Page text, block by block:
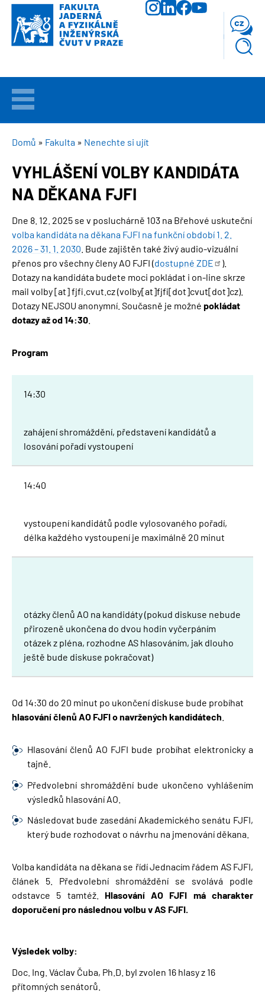
Přejít
hlavnímu
obsahu
VÍTEJTE
UCHAZEČI
STUDIUM
A
VÝZKUM
FAKULTA
cz
DROBEČKOVÁ
NAVIGACE
Domů Fakulta Nenechte si ujít
VYHLÁŠENÍ VOLBY KANDIDÁTA
NA DĚKANA FJFI
Dne 8. 12. 2025 se v posluchárně 103 na Břehové uskuteční
volba kandidáta na děkana FJFI na funkční období 1. 2.
2026 – 31. 1. 2030 . Bude zajištěn také živý audio-vizuální
přenos pro všechny členy AO FJFI (dostupné ZDE
).
Dotazy na kandidáta budete moci pokládat i on-line skrze
mail volby[at]fjfi cvut cz(volby[at]fjfi[dot]cvut[dot]cz).
Dotazy NEJSOU anonymní. Současně je možné pokládat
dotazy až od 14:30
Program
14:30
zahájení shromáždění, představení kandidátů a
losování pořadí vystoupení
14:40
vystoupení kandidátů podle vylosovaného pořadí,
délka každého vystoupení je maximálně 20 minut
otázky členů AO na kandidáty (pokud diskuse nebude
přirozeně ukončena do dvou hodin vyčerpáním
otázek z pléna, rozhodne AS hlasováním, jak dlouho
ještě bude diskuse pokračovat)
Od 14:30 do 20 minut po ukončení diskuse bude probíhat
hlasování členů AO FJFI o navržených kandidátech
Hlasování členů AO FJFI bude probíhat elektronicky a
tajně.
Předvolební shromáždění bude ukončeno vyhlášením
výsledků hlasování AO.
Následovat bude zasedání Akademického senátu FJFI,
který bude rozhodovat o návrhu na jmenování děkana.
Volba kandidáta na děkana se řídí Jednacím řádem AS FJFI,
článek 5. Předvolební shromáždění se svolává podle
odstavce 5 tamtéž. Hlasování AO FJFI má charakter
doporučení pro následnou volbu v AS FJFI.
Výsledek volby:
Doc. Ing. Václav Čuba, Ph.D. byl zvolen 16 hlasy z 16
přítomných senátorů.